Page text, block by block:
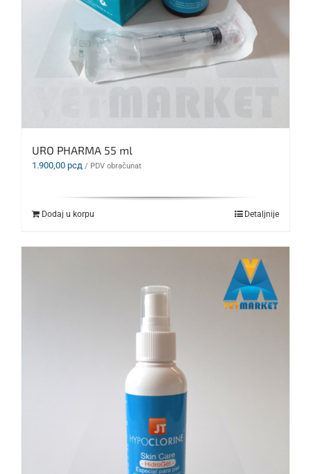
URO PHARMA 55 ml
1.900,00 рсд / PDV obračunat
Dodaj u korpu Detaljnije